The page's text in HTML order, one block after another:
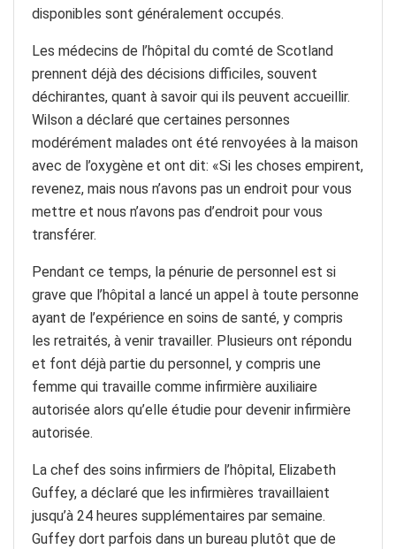
disponibles sont généralement occupés.
Les médecins de l’hôpital du comté de Scotland
prennent déjà des décisions difficiles, souvent
déchirantes, quant à savoir qui ils peuvent accueillir.
Wilson a déclaré que certaines personnes
modérément malades ont été renvoyées à la maison
avec de l’oxygène et ont dit: «Si les choses empirent,
revenez, mais nous n’avons pas un endroit pour vous
mettre et nous n’avons pas d’endroit pour vous
transférer.
Pendant ce temps, la pénurie de personnel est si
grave que l’hôpital a lancé un appel à toute personne
ayant de l’expérience en soins de santé, y compris
les retraités, à venir travailler. Plusieurs ont répondu
et font déjà partie du personnel, y compris une
femme qui travaille comme infirmière auxiliaire
autorisée alors qu’elle étudie pour devenir infirmière
autorisée.
La chef des soins infirmiers de l’hôpital, Elizabeth
Guffey, a déclaré que les infirmières travaillaient
jusqu’à 24 heures supplémentaires par semaine.
Guffey dort parfois dans un bureau plutôt que de